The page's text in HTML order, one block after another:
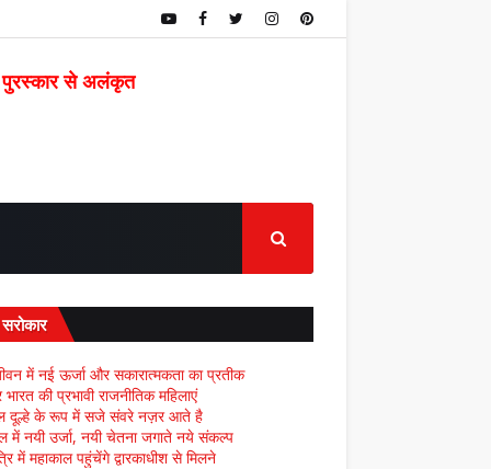
पुरस्कार से अलंकृत
में नई ऊर्जा और सकारात्मकता का प्रतीक
की प्रभावी राजनीतिक महिलाएं
दूल्हे के रूप में सजे संवरे नज़र आते है
में नयी उर्जा, नयी चेतना जगाते नये संकल्प
में महाकाल पहुंचेंगे द्वारकाधीश से मिलने